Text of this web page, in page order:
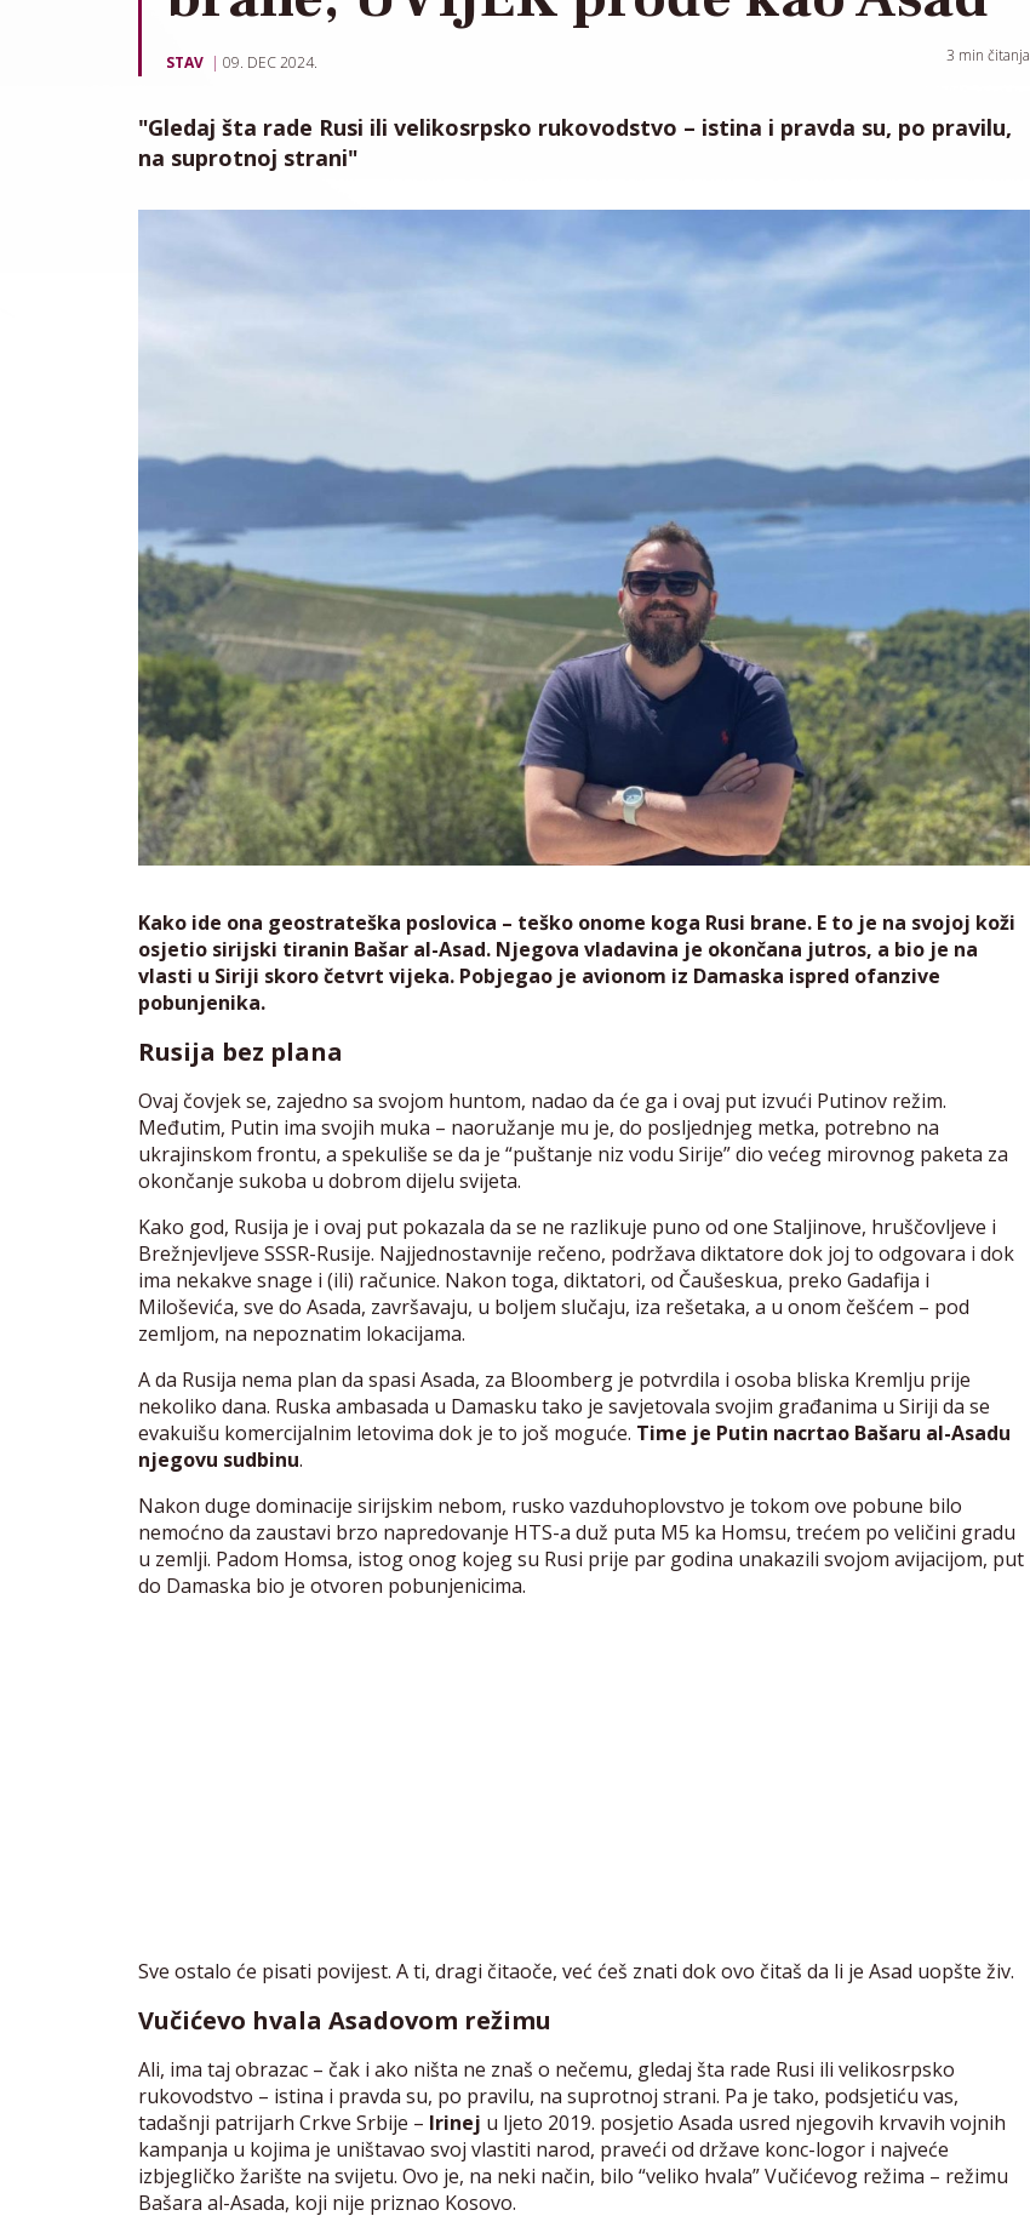
STAV 09. DEC 2024. 3 min čitanja
"Gledaj šta rade Rusi ili velikosrpsko rukovodstvo – istina i pravda su, po pravilu,
na suprotnoj strani"
Kako ide ona geostrateška poslovica – teško onome koga Rusi brane. E to je na svojoj koži
osjetio sirijski tiranin Bašar al-Asad. Njegova vladavina je okončana jutros, a bio je na
vlasti u Siriji skoro četvrt vijeka. Pobjegao je avionom iz Damaska ispred ofanzive
pobunjenika.
Rusija bez plana
Ovaj čovjek se, zajedno sa svojom huntom, nadao da će ga i ovaj put izvući Putinov režim.
Međutim, Putin ima svojih muka – naoružanje mu je, do posljednjeg metka, potrebno na
ukrajinskom frontu, a spekuliše se da je “puštanje niz vodu Sirije” dio većeg mirovnog paketa za
okončanje sukoba u dobrom dijelu svijeta.
Kako god, Rusija je i ovaj put pokazala da se ne razlikuje puno od one Staljinove, hruščovljeve i
Brežnjevljeve SSSR-Rusije. Najjednostavnije rečeno, podržava diktatore dok joj to odgovara i dok
ima nekakve snage i (ili) računice. Nakon toga, diktatori, od Čaušeskua, preko Gadafija i
Miloševića, sve do Asada, završavaju, u boljem slučaju, iza rešetaka, a u onom češćem – pod
zemljom, na nepoznatim lokacijama.
A da Rusija nema plan da spasi Asada, za Bloomberg je potvrdila i osoba bliska Kremlju prije
nekoliko dana. Ruska ambasada u Damasku tako je savjetovala svojim građanima u Siriji da se
evakuišu komercijalnim letovima dok je to još moguće. Time je Putin nacrtao Bašaru al-Asadu
njegovu sudbinu.
Nakon duge dominacije sirijskim nebom, rusko vazduhoplovstvo je tokom ove pobune bilo
nemoćno da zaustavi brzo napredovanje HTS-a duž puta M5 ka Homsu, trećem po veličini gradu
u zemlji. Padom Homsa, istog onog kojeg su Rusi prije par godina unakazili svojom avijacijom, put
do Damaska bio je otvoren pobunjenicima.
Sve ostalo će pisati povijest. A ti, dragi čitaoče, već ćeš znati dok ovo čitaš da li je Asad uopšte živ.
Vučićevo hvala Asadovom režimu
Ali, ima taj obrazac – čak i ako ništa ne znaš o nečemu, gledaj šta rade Rusi ili velikosrpsko
rukovodstvo – istina i pravda su, po pravilu, na suprotnoj strani. Pa je tako, podsjetiću vas,
tadašnji patrijarh Crkve Srbije – Irinej u ljeto 2019. posjetio Asada usred njegovih krvavih vojnih
kampanja u kojima je uništavao svoj vlastiti narod, praveći od države konc-logor i najveće
izbjegličko žarište na svijetu. Ovo je, na neki način, bilo “veliko hvala” Vučićevog režima – režimu
Bašara al-Asada, koji nije priznao Kosovo.